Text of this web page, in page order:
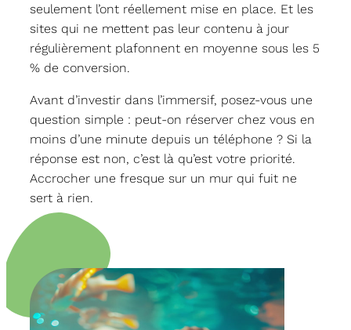
seulement l’ont réellement mise en place. Et les
sites qui ne mettent pas leur contenu à jour
régulièrement plafonnent en moyenne sous les 5
% de conversion.
Avant d’investir dans l’immersif, posez-vous une
question simple : peut-on réserver chez vous en
moins d’une minute depuis un téléphone ? Si la
réponse est non, c’est là qu’est votre priorité.
Accrocher une fresque sur un mur qui fuit ne
sert à rien.